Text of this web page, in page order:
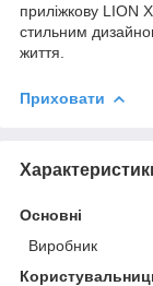
приліжкову LION
стильним
життя.
Приховати
Основні
Виробник